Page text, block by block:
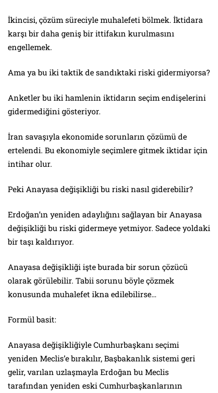
İkincisi, çözüm süreciyle muhalefeti bölmek. İktidara
karşı bir daha geniş bir ittifakın kurulmasını
engellemek.
Ama ya bu iki taktik de sandıktaki riski gidermiyorsa?
Anketler bu iki hamlenin iktidarın seçim endişelerini
gidermediğini gösteriyor.
İran savaşıyla ekonomide sorunların çözümü de
ertelendi. Bu ekonomiyle seçimlere gitmek iktidar için
intihar olur.
Peki Anayasa değişikliği bu riski nasıl giderebilir?
Erdoğan’ın yeniden adaylığını sağlayan bir Anayasa
değişikliği bu riski gidermeye yetmiyor. Sadece yoldaki
bir taşı kaldırıyor.
Anayasa değişikliği işte burada bir sorun çözücü
olarak görülebilir. Tabii sorunu böyle çözmek
konusunda muhalefet ikna edilebilirse…
Formül basit:
Anayasa değişikliğiyle Cumhurbaşkanı seçimi
yeniden Meclis’e bırakılır, Başbakanlık sistemi geri
gelir, varılan uzlaşmayla Erdoğan bu Meclis
tarafından yeniden eski Cumhurbaşkanlarının